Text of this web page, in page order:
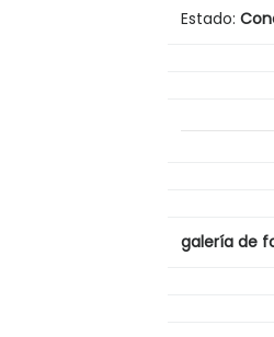
Estado:
galería de